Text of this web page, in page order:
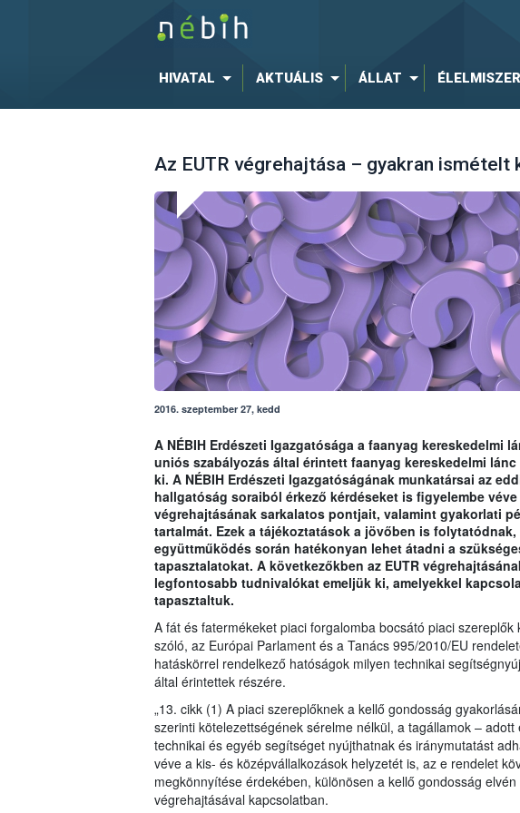
HIVATAL AKTUÁLIS ÁLLAT ÉLELMISZER
Az EUTR végrehajtása – gyakran ismételt
2016. szeptember 27, kedd
A NÉBIH Erdészeti Igazgatósága a faanyag kereskedelmi
uniós szabályozás által érintett faanyag kereskedelmi
ki. A NÉBIH Erdészeti Igazgatóságának munkatársai az
hallgatóság soraiból érkező kérdéseket is figyelembe
végrehajtásának sarkalatos pontjait, valamint gyakorlati
tartalmát. Ezek a tájékoztatások a jövőben is
együttműködés során hatékonyan lehet átadni a
tapasztalatokat. A következőkben az EUTR
legfontosabb tudnivalókat emeljük ki, amelyekkel
tapasztaltuk.
A fát és fatermékeket piaci forgalomba bocsátó piaci
szóló, az Európai Parlament és a Tanács 995/2010/EU
hatáskörrel rendelkező hatóságok milyen technikai
által érintettek részére.
„13. cikk (1) A piaci szereplőknek a kellő gondosság
szerinti kötelezettségének sérelme nélkül, a tagállamok –
technikai és egyéb segítséget nyújthatnak és iránymutatást
véve a kis- és középvállalkozások helyzetét is, az e rendelet
megkönnyítése érdekében, különösen a kellő gondosság
végrehajtásával kapcsolatban.